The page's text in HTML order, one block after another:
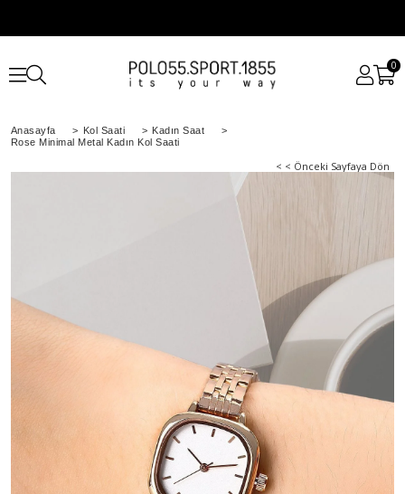
0
Anasayfa > Kol Saati > Kadın Saat
>
Rose Minimal Metal Kadın Kol Saati
< < Önceki Sayfaya Dön